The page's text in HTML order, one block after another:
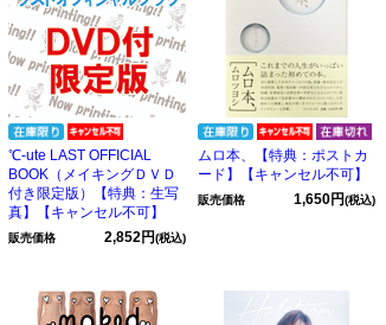
℃-ute LAST OFFICIAL
BOOK（メイキングＤＶＤ
付き限定版）【特典：生写
真】【キャンセル不可】
販売価格 2,852円(税込)
ムロ本、【特典：ポストカ
ード】【キャンセル不可】
販売価格 1,650円(税込)